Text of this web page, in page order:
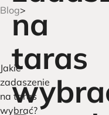
Blog
Jakie
zadaszenie
na taras
wybrać?
na
taras